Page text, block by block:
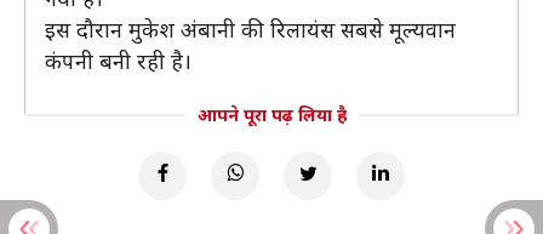
इस दौरान मुकेश अंबानी की रिलायंस सबसे मूल्यवान
कंपनी बनी रही है।
आपने पूरा पढ़ लिया है